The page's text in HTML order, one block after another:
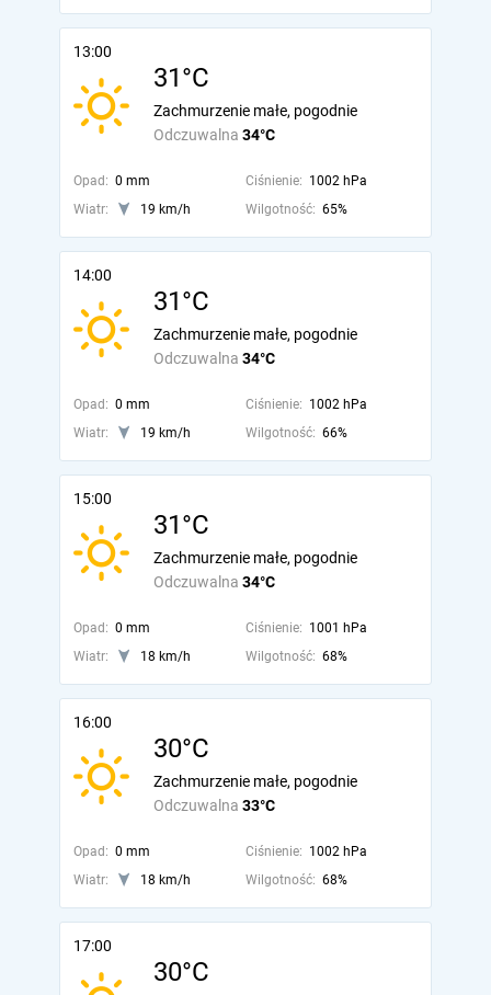
13:00
31°C
Odczuwalna 34°C
Zachmurzenie małe, pogodnie
Opad: 0 mm Ciśnienie: 1002 hPa
Wiatr:
19 km/h Wilgotność: 65%
14:00
31°C
Odczuwalna 34°C
Zachmurzenie małe, pogodnie
Opad: 0 mm Ciśnienie: 1002 hPa
Wiatr:
19 km/h Wilgotność: 66%
15:00
31°C
Odczuwalna 34°C
Zachmurzenie małe, pogodnie
Opad: 0 mm Ciśnienie: 1001 hPa
Wiatr:
18 km/h Wilgotność: 68%
16:00
30°C
Odczuwalna 33°C
Zachmurzenie małe, pogodnie
Opad: 0 mm Ciśnienie: 1002 hPa
Wiatr:
18 km/h Wilgotność: 68%
17:00
30°C